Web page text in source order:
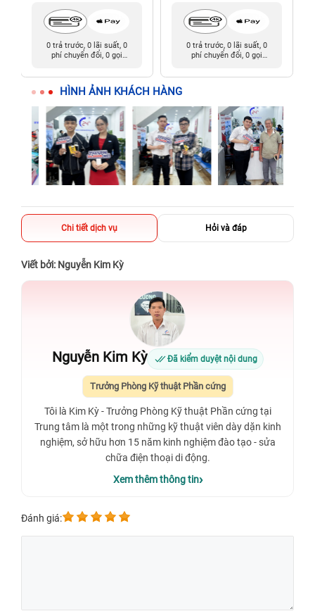
0 trả trước, 0 lãi suất, 0
phí chuyển đổi, 0 gọi
0 trả trước, 0 lãi suất, 0
phí chuyển đổi, 0 gọi
HÌNH ẢNH KHÁCH HÀNG
Chi tiết dịch vụ Hỏi và đáp
Viết bởi: Nguyễn Kim Kỳ
Nguyễn Kim Kỳ Đã kiểm duyệt nội dung
Trưởng Phòng Kỹ thuật Phần cứng
Tôi là Kim Kỳ - Trưởng Phòng Kỹ thuật Phần cứng tại
Trung tâm là một trong những kỹ thuật viên dày dặn kinh
nghiệm, sở hữu hơn 15 năm kinh nghiệm đào tạo - sửa
chữa điện thoại di động.
Xem thêm thông tin
Đánh giá: